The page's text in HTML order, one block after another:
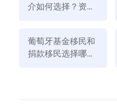
异，去爱尔兰后参加爱国校
通过上面的文章我们了解
些申请条件 的相关资讯，如
介如何选择？资
葡萄牙基金移民和
捐款移民选择哪个